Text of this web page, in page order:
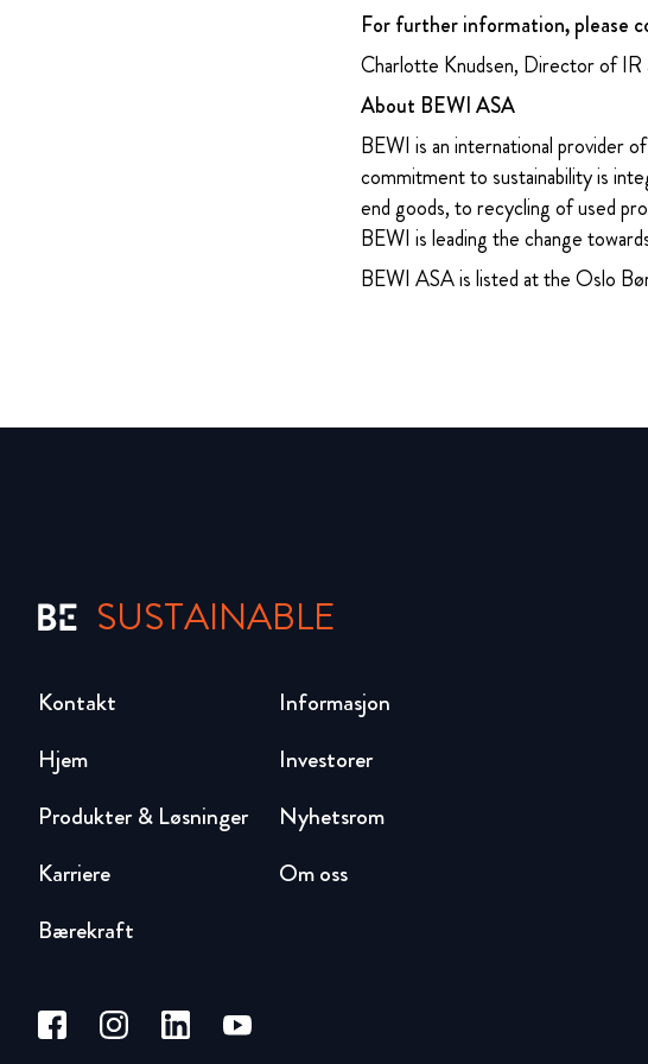
For further information, please
Charlotte Knudsen, Director of
About BEWI ASA
BEWI is an international provider
commitment to sustainability is
end goods, to recycling of used
BEWI is leading the change
BEWI ASA is listed at the Oslo
SUSTAINABLE
Hjem
Produkter & Løsninger
Karriere
Bærekraft
Investorer
Nyhetsrom
Om oss
Kontakt Informasjon